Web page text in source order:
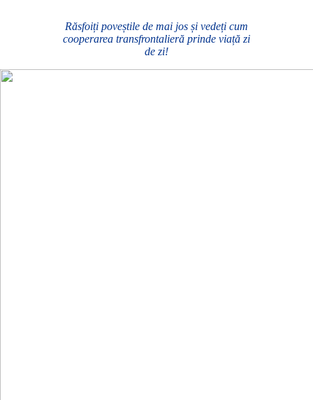
Răsfoiți poveștile de mai jos și vedeți cum
cooperarea transfrontalieră prinde viață zi
de zi!